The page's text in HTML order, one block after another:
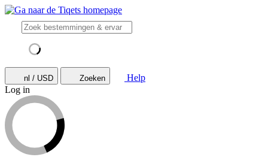
nl / USD Zoeken
Help
Log in